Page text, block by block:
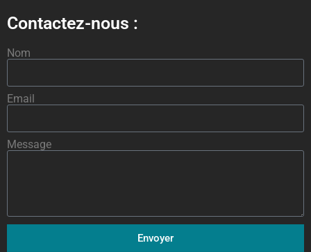
Contactez-nous :
Nom
Email
Message
Envoyer